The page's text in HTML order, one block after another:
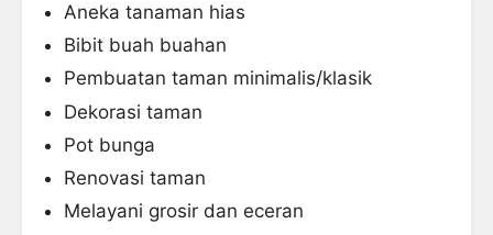
Aneka tanaman hias
Bibit buah buahan
Pembuatan taman minimalis/klasik
Dekorasi taman
Pot bunga
Renovasi taman
Melayani grosir dan eceran